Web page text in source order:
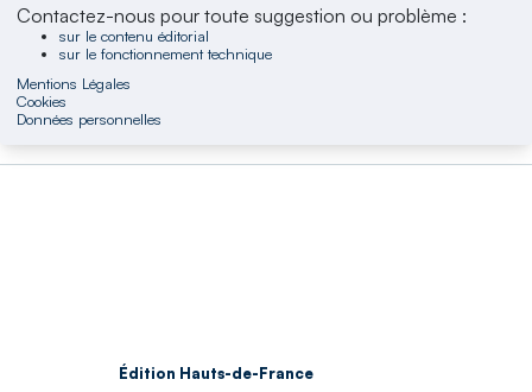
Contactez-nous pour toute suggestion ou problème :
sur le contenu éditorial
sur le fonctionnement technique
Mentions Légales
Cookies
Données personnelles
Édition Hauts-de-France